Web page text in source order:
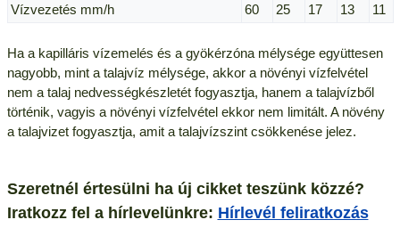
Vízvezetés mm/h 60 25 17 13 11
Ha a kapilláris vízemelés és a gyökérzóna mélysége együttesen
nagyobb, mint a talajvíz mélysége, akkor a növényi vízfelvétel
nem a talaj nedvességkészletét fogyasztja, hanem a talajvízből
történik, vagyis a növényi vízfelvétel ekkor nem limitált. A növény
a talajvizet fogyasztja, amit a talajvízszint csökkenése jelez.
Szeretnél értesülni ha új cikket teszünk közzé?
Iratkozz fel a hírlevelünkre: Hírlevél feliratkozás